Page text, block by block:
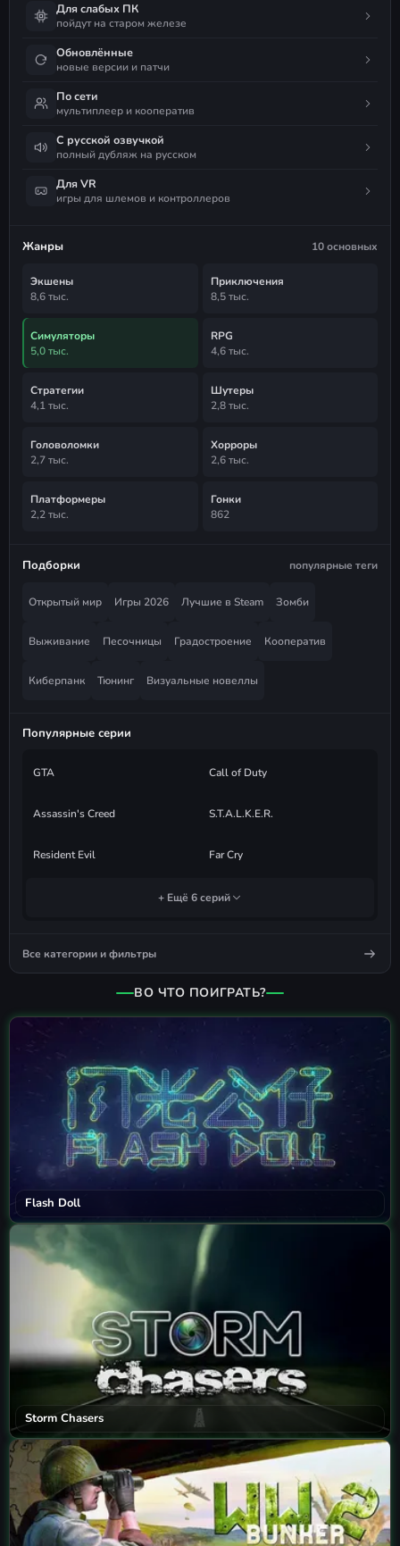
Для слабых ПК
пойдут на старом железе
Обновлённые
новые версии и патчи
По сети
мультиплеер и кооператив
С русской озвучкой
полный дубляж на русском
Для VR
игры для шлемов и контроллеров
Жанры 10 основных
Экшены
8,6 тыс.
Приключения
8,5 тыс.
Симуляторы
5,0 тыс.
RPG
4,6 тыс.
Стратегии
4,1 тыс.
Шутеры
2,8 тыс.
Головоломки
2,7 тыс.
Хорроры
2,6 тыс.
Платформеры
2,2 тыс.
Гонки
862
Подборки популярные теги
Открытый мир Игры 2026 Лучшие в Steam Зомби
Выживание Песочницы Градостроение Кооператив
Киберпанк Тюнинг Визуальные новеллы
Популярные серии
GTA Call of Duty
Assassin's Creed S.T.A.L.K.E.R.
Resident Evil Far Cry
+ Ещё 6 серий
Все категории и фильтры
ВО ЧТО ПОИГРАТЬ?
Flash Doll
Storm Chasers